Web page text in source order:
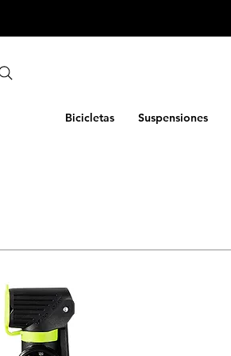
Bicicletas Suspensiones